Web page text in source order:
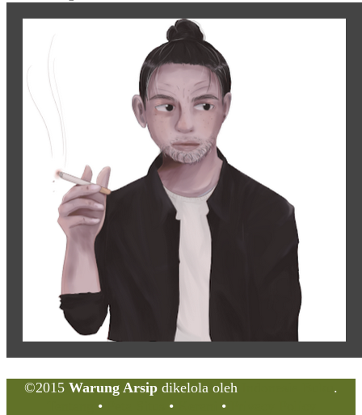
©2015 Warung Arsip dikelola oleh
.
• • •